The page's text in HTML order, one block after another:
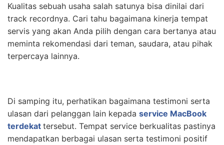
Kualitas sebuah usaha salah satunya bisa dinilai dari
track recordnya. Cari tahu bagaimana kinerja tempat
servis yang akan Anda pilih dengan cara bertanya atau
meminta rekomendasi dari teman, saudara, atau pihak
terpercaya lainnya.
Di samping itu, perhatikan bagaimana testimoni serta
ulasan dari pelanggan lain kepada service MacBook
terdekat tersebut. Tempat service berkualitas pastinya
mendapatkan berbagai ulasan serta testimoni positif